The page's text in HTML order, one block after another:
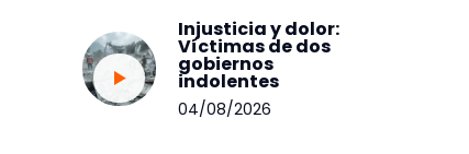
Injusticia y dolor:
Víctimas de dos
gobiernos
indolentes
04/08/2026